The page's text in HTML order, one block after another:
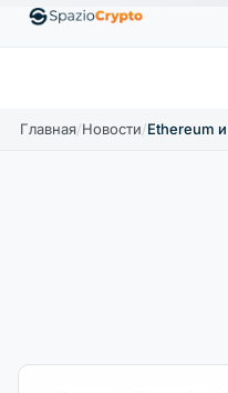
EthereumETH1 880,58 $
Главная/Новости/